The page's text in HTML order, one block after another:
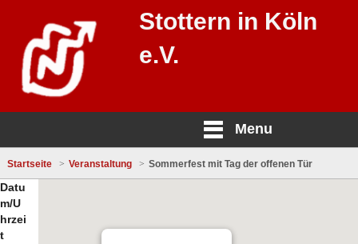
Stottern in Köln
e.V.
Menu
Startseite Veranstaltung Sommerfest mit Tag der offenen Tür
Datu
m/U
hrzei
t